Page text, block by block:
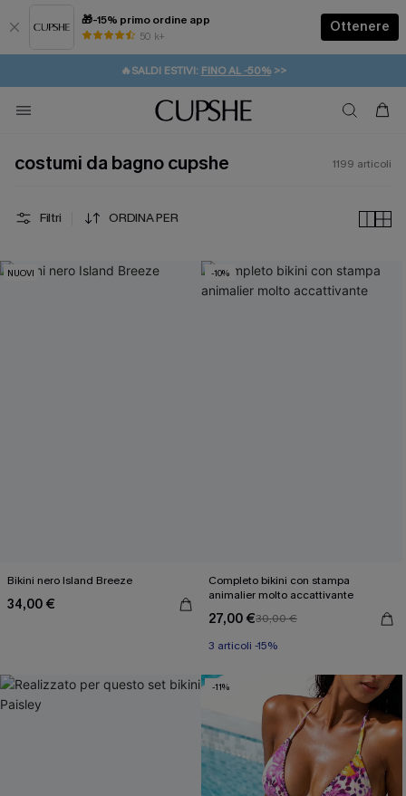
🎁-15% primo ordine app
50 k+
Ottenere
⚡️-15% SUGLI ESSENZIALI DA VACANZA | ACQUISTA
🔥SALDI ESTIVI: FINO AL -50%>>
🚚SPEDIZIONE GRATUITA DA 49€
💌REGALO PER I NUOVI: 20% DI SCONTO*
costumi da bagno cupshe 1199 articoli
Filtri ORDINA PER
NUOVI
Bikini nero Island Breeze
34,00 €
-10%
Completo bikini con stampa
animalier molto accattivante
27,00 €30,00 €
3 articoli -15%
-11%